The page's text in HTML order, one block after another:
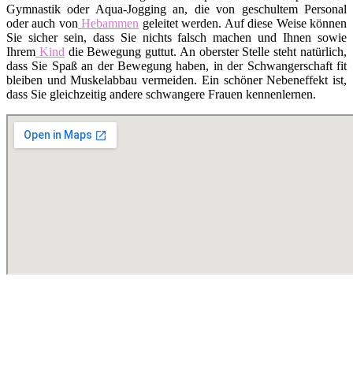
Gymnastik oder Aqua-Jogging an, die von geschultem Personal
oder auch von Hebammen geleitet werden. Auf diese Weise können
Sie sicher sein, dass Sie nichts falsch machen und Ihnen sowie
Ihrem Kind die Bewegung guttut. An oberster Stelle steht natürlich,
dass Sie Spaß an der Bewegung haben, in der Schwangerschaft fit
bleiben und Muskelabbau vermeiden. Ein schöner Nebeneffekt ist,
dass Sie gleichzeitig andere schwangere Frauen kennenlernen.